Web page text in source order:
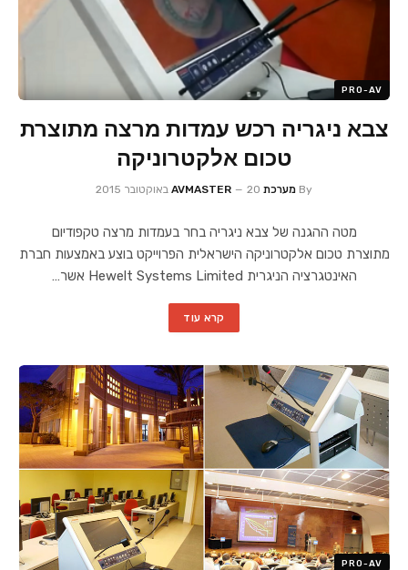
PRO-AV
צבא ניגריה רכש עמדות מרצה מתוצרת
טכום אלקטרוניקה
By מערכת AVMASTER 20 באוקטובר 2015
מטה ההגנה של צבא ניגריה בחר בעמדות מרצה טקפודיום
מתוצרת טכום אלקטרוניקה הישראלית הפרוייקט בוצע באמצעות חברת
האינטגרציה הניגרית Hewelt Systems Limited אשר…
קרא עוד
PRO-AV